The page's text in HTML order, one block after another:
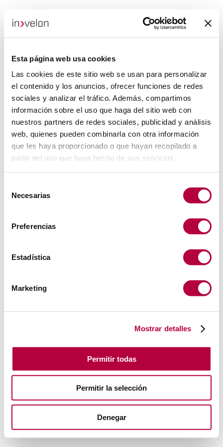
Esta página web usa cookies
Las cookies de este sitio web se usan para personalizar
el contenido y los anuncios, ofrecer funciones de redes
sociales y analizar el tráfico. Además, compartimos
información sobre el uso que haga del sitio web con
nuestros partners de redes sociales, publicidad y análisis
web, quienes pueden combinarla con otra información
que les haya proporcionado o que hayan recopilado a
partir del uso que haya hecho de sus servicios.
Necesarias
Preferencias
Estadística
Marketing
Mostrar detalles
Permitir todas
Permitir la selección
Denegar